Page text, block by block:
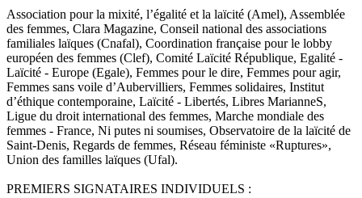
Association pour la mixité, l’égalité et la laïcité (Amel), Assemblée
des femmes, Clara Magazine, Conseil national des associations
familiales laïques (Cnafal), Coordination française pour le lobby
européen des femmes (Clef), Comité Laïcité République, Egalité -
Laïcité - Europe (Egale), Femmes pour le dire, Femmes pour agir,
Femmes sans voile d’Aubervilliers, Femmes solidaires, Institut
d’éthique contemporaine, Laïcité - Libertés, Libres MarianneS,
Ligue du droit international des femmes, Marche mondiale des
femmes - France, Ni putes ni soumises, Observatoire de la laïcité de
Saint-Denis, Regards de femmes, Réseau féministe «Ruptures»,
Union des familles laïques (Ufal).
PREMIERS SIGNATAIRES INDIVIDUELS :